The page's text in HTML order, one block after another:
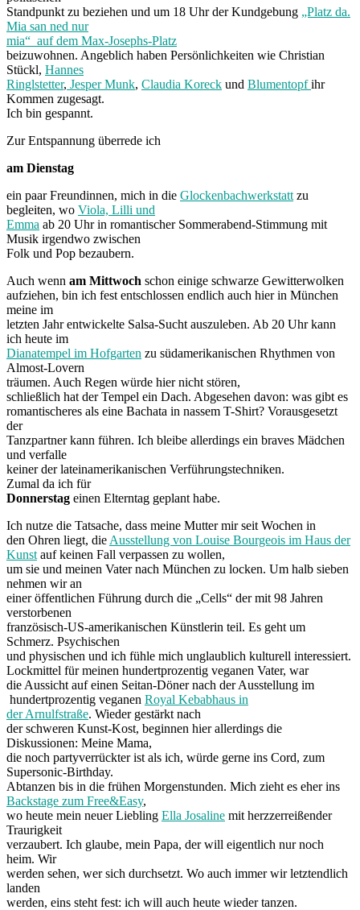
Standpunkt zu beziehen und um 18 Uhr der Kundgebung „Platz da.
Mia san ned nur
mia“ auf dem Max-Josephs-Platz
beizuwohnen. Angeblich haben Persönlichkeiten wie Christian
Stückl, Hannes
Ringlstetter, Jesper Munk, Claudia Koreck und Blumentopfihr
Kommen zugesagt.
Ich bin gespannt.
Zur Entspannung überrede ich
am Dienstag
ein paar Freundinnen, mich in die Glockenbachwerkstatt zu
begleiten, wo Viola, Lilli und
Emma ab 20 Uhr in romantischer Sommerabend-Stimmung mit
Musik irgendwo zwischen
Folk und Pop bezaubern.
Auch wenn am Mittwoch schon einige schwarze Gewitterwolken
aufziehen, bin ich fest entschlossen endlich auch hier in München
meine im
letzten Jahr entwickelte Salsa-Sucht auszuleben. Ab 20 Uhr kann
ich heute im
Dianatempel im Hofgarten zu südamerikanischen Rhythmen von
Almost-Lovern
träumen. Auch Regen würde hier nicht stören,
schließlich hat der Tempel ein Dach. Abgesehen davon: was gibt es
romantischeres als eine Bachata in nassem T-Shirt? Vorausgesetzt
der
Tanzpartner kann führen. Ich bleibe allerdings ein braves Mädchen
und verfalle
keiner der lateinamerikanischen Verführungstechniken.
Zumal da ich für
Donnerstag einen Elterntag geplant habe.
Ich nutze die Tatsache, dass meine Mutter mir seit Wochen in
den Ohren liegt, die Ausstellung von Louise Bourgeois im Haus der
Kunst auf keinen Fall verpassen zu wollen,
um sie und meinen Vater nach München zu locken. Um halb sieben
nehmen wir an
einer öffentlichen Führung durch die „Cells“ der mit 98 Jahren
verstorbenen
französisch-US-amerikanischen Künstlerin teil. Es geht um
Schmerz. Psychischen
und physischen und ich fühle mich unglaublich kulturell interessiert.
Lockmittel für meinen hundertprozentig veganen Vater, war
die Aussicht auf einen Seitan-Döner nach der Ausstellung im
hundertprozentig veganen Royal Kebabhaus in
der Arnulfstraße. Wieder gestärkt nach
der schweren Kunst-Kost, beginnen hier allerdings die
Diskussionen: Meine Mama,
die noch partyverrückter ist als ich, würde gerne ins Cord, zum
Supersonic-Birthday.
Abtanzen bis in die frühen Morgenstunden. Mich zieht es eher ins
Backstage zum Free&Easy,
wo heute mein neuer Liebling Ella Josaline mit herzzerreißender
Traurigkeit
verzaubert. Ich glaube, mein Papa, der will eigentlich nur noch
heim. Wir
werden sehen, wer sich durchsetzt. Wo auch immer wir letztendlich
landen
werden, eins steht fest: ich will auch heute wieder tanzen.